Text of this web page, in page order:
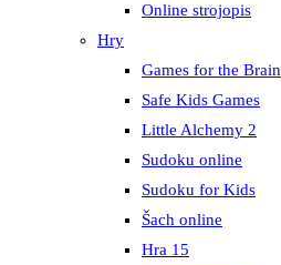
Online strojopis
Hry
Games for the Brain
Safe Kids Games
Little Alchemy 2
Sudoku online
Sudoku for Kids
Šach online
Hra 15